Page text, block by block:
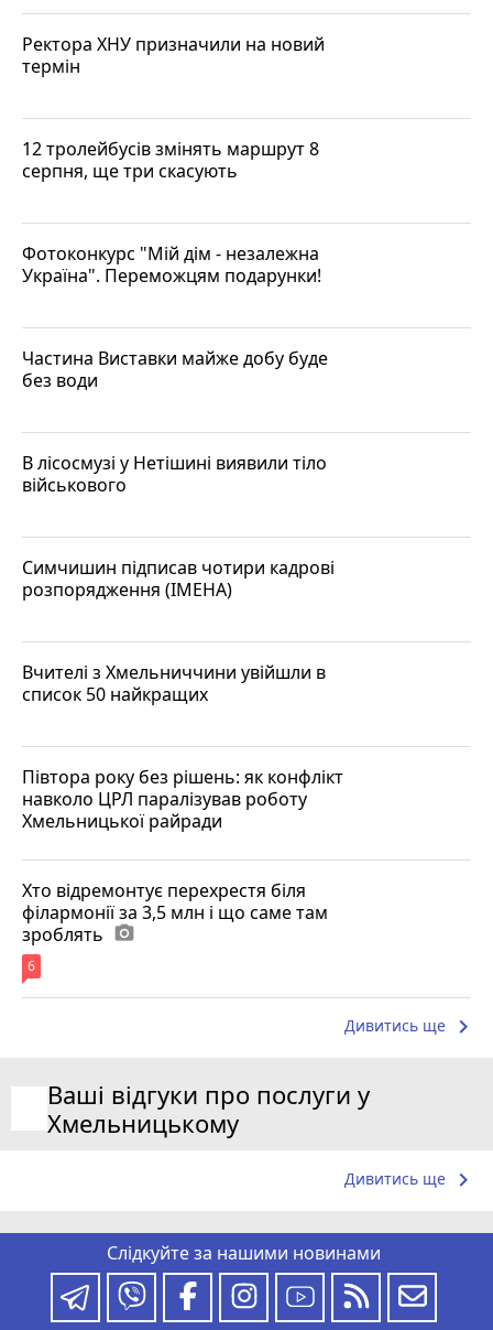
Ректора ХНУ призначили на новий
термін
12 тролейбусів змінять маршрут 8
серпня, ще три скасують
Фотоконкурс "Мій дім - незалежна
Україна". Переможцям подарунки!
Частина Виставки майже добу буде
без води
В лісосмузі у Нетішині виявили тіло
військового
Симчишин підписав чотири кадрові
розпорядження (ІМЕНА)
Вчителі з Хмельниччини увійшли в
список 50 найкращих
Півтора року без рішень: як конфлікт
навколо ЦРЛ паралізував роботу
Хмельницької райради
Хто відремонтує перехрестя біля
філармонії за 3,5 млн і що саме там
зроблять photo_camera
6
Дивитись ще keyboard_arrow_right
Ваші відгуки про послуги у
Хмельницькому
Дивитись ще keyboard_arrow_right
Слідкуйте за нашими новинами